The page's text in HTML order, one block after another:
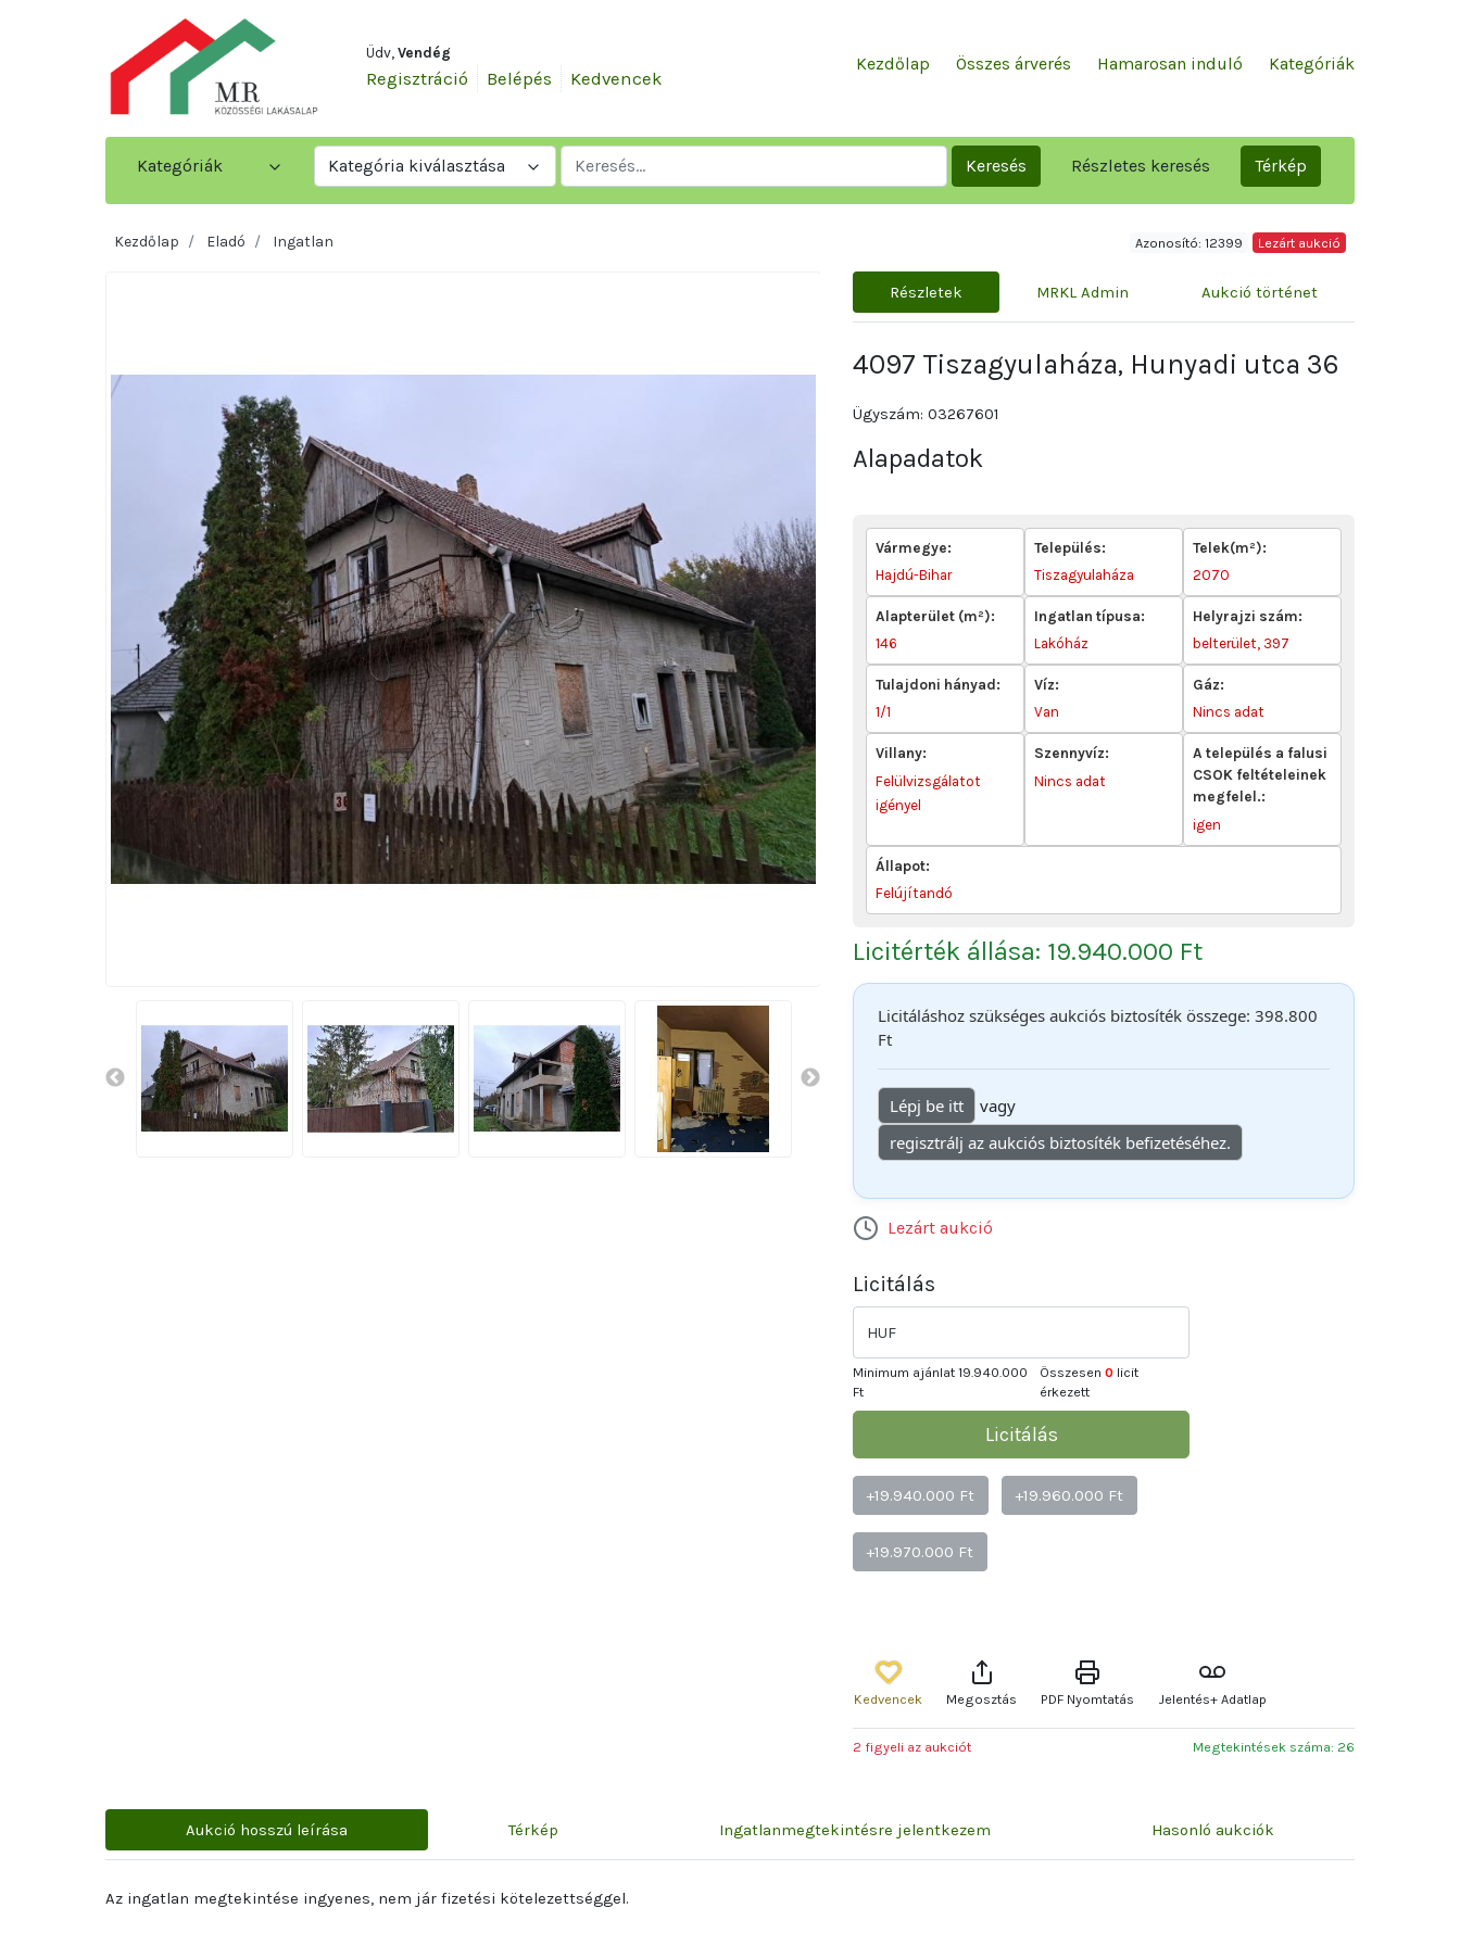
Üdv, Vendég
Regisztráció Belépés Kedvencek
Kezdőlap Összes árverés Hamarosan induló Kategóriák
Kategóriák Kategória kiválasztása Keresés Részletes keresés Térkép
Kezdőlap Eladó Ingatlan Azonosító: 12399 Lezárt aukció
Részletek MRKL Admin Aukció történet
4097 Tiszagyulaháza, Hunyadi utca 36
Ügyszám: 03267601
Alapadatok
Vármegye:
Hajdú-Bihar
Település:
Tiszagyulaháza
Telek(m²):
2070
Alapterület (m²):
146
Ingatlan típusa:
Lakóház
Helyrajzi szám:
belterület, 397
Tulajdoni hányad:
1/1
Víz:
Van
Gáz:
Nincs adat
Villany:
Felülvizsgálatot
igényel
Szennyvíz:
Nincs adat
A település a falusi
CSOK feltételeinek
megfelel.:
igen
Állapot:
Felújítandó
Licitérték állása: 19.940.000 Ft
Licitáláshoz szükséges aukciós biztosíték összege: 398.800
Ft
Lépj be itt
vagy
regisztrálj az aukciós biztosíték befizetéséhez.
Lezárt aukció
Licitálás
HUF
Minimum ajánlat19.940.000
Ft
Összesen0 licit
érkezett
Licitálás
+19.940.000 Ft +19.960.000 Ft
+19.970.000 Ft
Kedvencek Megosztás PDF Nyomtatás Jelentés+ Adatlap
2 figyeli az aukciót Megtekintések száma: 26
Aukció hosszú leírása Térkép Ingatlanmegtekintésre jelentkezem Hasonló aukciók
Az ingatlan megtekintése ingyenes, nem jár fizetési kötelezettséggel.